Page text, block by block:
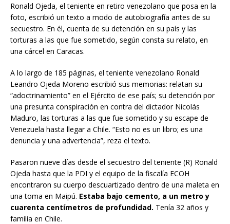
Ronald Ojeda, el teniente en retiro venezolano que posa en la
foto, escribió un texto a modo de autobiografía antes de su
secuestro. En él, cuenta de su detención en su país y las
torturas a las que fue sometido, según consta su relato, en
una cárcel en Caracas.
A lo largo de 185 páginas, el teniente venezolano Ronald
Leandro Ojeda Moreno escribió sus memorias: relatan su
“adoctrinamiento” en el Ejército de ese país; su detención por
una presunta conspiración en contra del dictador Nicolás
Maduro, las torturas a las que fue sometido y su escape de
Venezuela hasta llegar a Chile. “Esto no es un libro; es una
denuncia y una advertencia”, reza el texto.
Pasaron nueve días desde el secuestro del teniente (R) Ronald
Ojeda hasta que la PDI y el equipo de la fiscalía ECOH
encontraron su cuerpo descuartizado dentro de una maleta en
una toma en Maipú. Estaba bajo cemento, a un metro y
cuarenta centímetros de profundidad. Tenía 32 años y
familia en Chile.